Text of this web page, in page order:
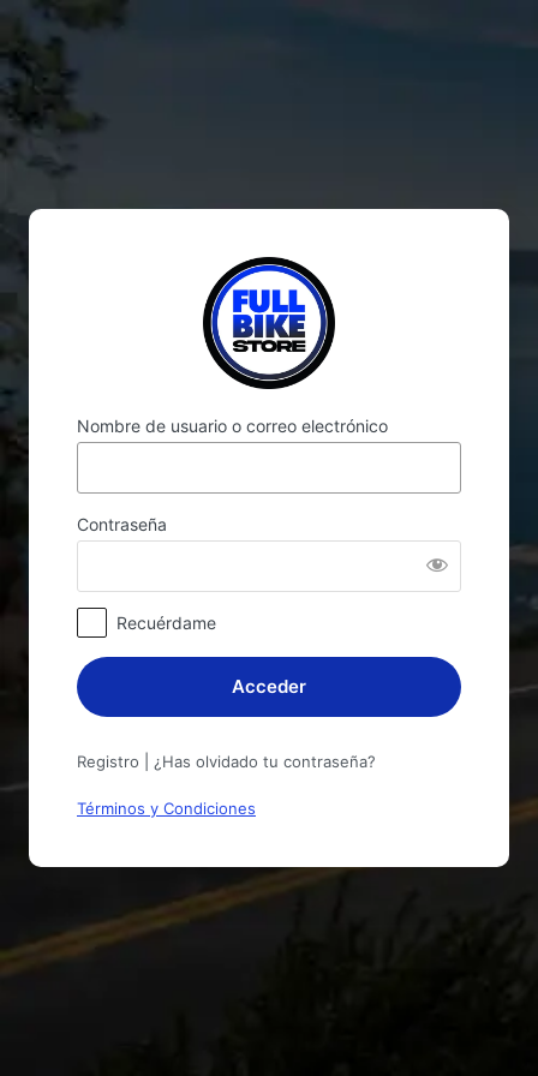
Acceder
Nombre de usuario o correo electrónico
Contraseña
Recuérdame
Registro ¿Has olvidado tu contraseña?
Términos y Condiciones